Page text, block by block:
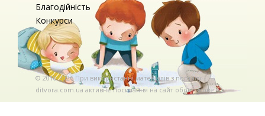
Благодійність
Конкурси
© 2010-2026 При використаннi матерiалiв з порталу
ditvora.com.ua активне посилання на сайт обов'язкове. .